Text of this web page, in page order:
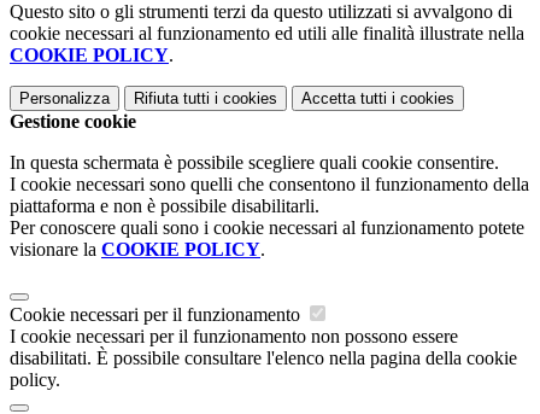
Questo sito o gli strumenti terzi da questo utilizzati si avvalgono di
cookie necessari al funzionamento ed utili alle finalità illustrate nella
COOKIE POLICY.
Personalizza Rifiuta tutti i cookies Accetta tutti i cookies
Gestione cookie
In questa schermata è possibile scegliere quali cookie consentire.
I cookie necessari sono quelli che consentono il funzionamento della
piattaforma e non è possibile disabilitarli.
Per conoscere quali sono i cookie necessari al funzionamento potete
visionare la COOKIE POLICY.
Cookie necessari per il funzionamento
I cookie necessari per il funzionamento non possono essere
disabilitati. È possibile consultare l'elenco nella pagina della cookie
policy.